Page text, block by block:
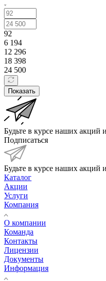
92
6 194
12 296
18 398
24 500
Показать
Будьте в курсе наших акций
Подписаться
Будьте в курсе наших акций
Каталог
Акции
Услуги
Компания
О компании
Команда
Контакты
Лицензии
Документы
Информация